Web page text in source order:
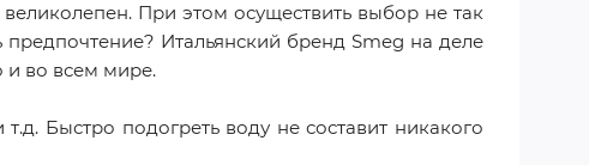
При этом осуществить выбор не так
Итальянский бренд Smeg на деле
и во всем мире.
Быстро подогреть воду не составит никакого